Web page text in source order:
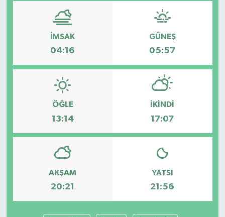
İMSAK
04:16
GÜNEŞ
05:57
ÖĞLE
13:14
İKINDI
17:07
AKŞAM
20:21
YATSI
21:56